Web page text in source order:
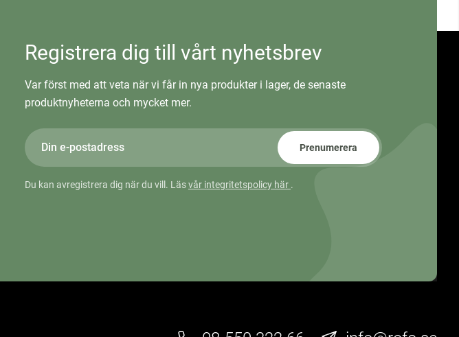
Registrera dig till vårt nyhetsbrev
Var först med att veta när vi får in nya produkter i lager, de senaste
produktnyheterna och mycket mer.
Prenumerera
Du kan avregistrera dig när du vill. Läsvår integritetspolicy här .